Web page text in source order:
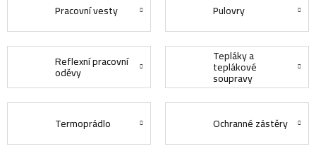
Pracovní vesty Pulovry
Reflexní pracovní
oděvy
Tepláky a
teplákové
soupravy
Termoprádlo Ochranné zástěry